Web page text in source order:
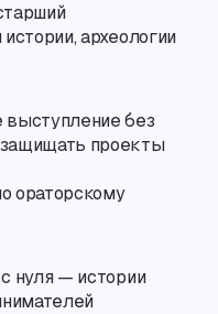
,археологии
без
проекты
ораторскому
нуля — истории